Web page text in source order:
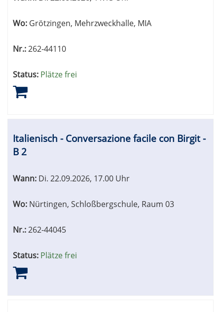
Wo: Grötzingen, Mehrzweckhalle, MIA
Nr.:262-44110
Status: Plätze frei
Italienisch - Conversazione facile con Birgit -
B 2
Wann: Di. 22.09.2026, 17.00 Uhr
Wo: Nürtingen, Schloßbergschule, Raum 03
Nr.:262-44045
Status: Plätze frei